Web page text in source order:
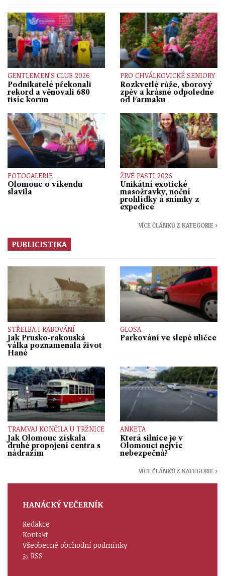
GENTLEMEN’S CLUB 2026
Podnikatelé překonali
rekord a věnovali 680
tisíc korun
PRO CHVÁLKOVICKÉ SENIORY
Rozkvetlé růže, sborový
zpěv a krásné odpoledne
od Farmaku
FOTOGALERIE
Olomouc o víkendu
slavila
ŽIVÉ PASTI 2026
Unikátní exotické
masožravky, noční
prohlídky a snímky z
expedice
VÍCE ČLÁNKŮ Z KATEGORIE ›
PUBLICISTIKA
STŘELBA I RABOVÁNÍ
Jak Prusko-rakouská
válka poznamenala život
Hané
GLOSA
Parkování ve slepé uličce
TRAMVAJ KONČILA U TRŽNICE
Jak Olomouc získala
druhé propojení centra s
nádražím
ANKETA
Která silnice je v
Olomouci nejvíc
nebezpečná?
VÍCE ČLÁNKŮ Z KATEGORIE ›
HANÁCKÝ VEČERNÍK
Redakce
Kontakt
Všeobecné obchodní podmínky
RSS